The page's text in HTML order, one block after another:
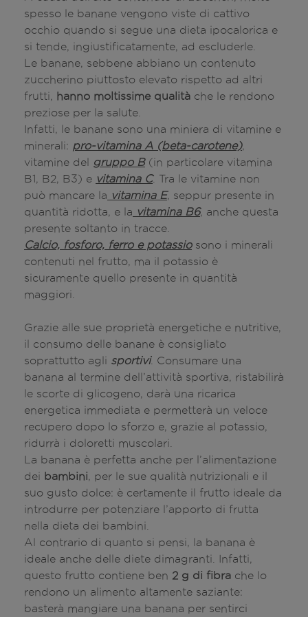
spesso le banane vengono viste di cattivo
occhio quando si segue una dieta ipocalorica e
si tende, ingiustificatamente, ad escluderle.
Le banane, sebbene abbiano un contenuto
zuccherino piuttosto elevato rispetto ad altri
frutti,
hanno moltissime qualità che le rendono
preziose per la salute.
Infatti, le banane sono una miniera di vitamine e
minerali: pro-vitamina A (beta-carotene),
vitamine del
gruppo B(in particolare vitamina
B1, B2, B3) e vitamina C. Tra le vitamine non
può mancare la vitamina E, seppur presente in
quantità ridotta, e la vitamina B6, anche questa
presente soltanto in tracce.
Calcio, fosforo, ferro e potassio sono i minerali
contenuti nel frutto, ma il potassio è
sicuramente quello presente in quantità
maggiori.
Grazie alle sue proprietà energetiche e nutritive,
il consumo delle banane è consigliato
soprattutto agli sportivi. Consumare una
banana al termine dell’attività sportiva, ristabilirà
le scorte di glicogeno, darà una ricarica
energetica immediata e permetterà un veloce
recupero dopo lo sforzo e, grazie al potassio,
ridurrà i doloretti muscolari.
La banana è perfetta anche per l’alimentazione
dei bambini , per le sue qualità nutrizionali e il
suo gusto dolce: è certamente il frutto ideale da
introdurre per potenziare l’apporto di frutta
nella dieta dei bambini.
Al contrario di quanto si pensi, la banana è
ideale anche delle diete dimagranti. Infatti,
questo frutto contiene ben 2 g di fibra che lo
rendono un alimento altamente saziante:
basterà mangiare una banana per sentirci